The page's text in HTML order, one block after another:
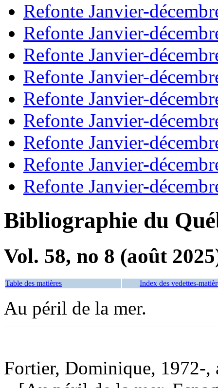
Refonte Janvier-
Refonte Janvier-
Refonte Janvier-
Refonte Janvier-
Refonte Janvier-
Refonte Janvier-
Refonte Janvier-
Refonte Janvier-
Refonte Janvier-
Bibliographie du
Vol. 58, no 8 (août
Table des matières Index des vedettes-
Au péril de la mer.
Fortier, Dominique, 1972-,